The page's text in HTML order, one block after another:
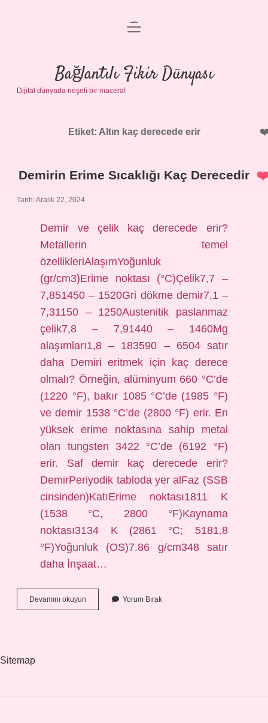
Anasayfa
Gizlilik Politikası
Yasal Uyarı
menüyü
Bağlantılı Fikir Dünyası
Dijital dünyada neşeli bir macera!
Etiket: Altın kaç derecede erir
Demirin Erime Sıcaklığı Kaç Derecedir
Tarih: Aralık 22, 2024
Demir ve çelik kaç derecede erir?
Metallerin temel
özellikleriAlaşımYoğunluk
(gr/cm3)Erime noktası (°C)Çelik7,7 –
7,851450 – 1520Gri dökme demir7,1 –
7,31150 – 1250Austenitik paslanmaz
çelik7,8 – 7,91440 – 1460Mg
alaşımları1,8 – 183590 – 6504 satır
daha Demiri eritmek için kaç derece
olmalı? Örneğin, alüminyum 660 °C’de
(1220 °F), bakır 1085 °C’de (1985 °F)
ve demir 1538 °C’de (2800 °F) erir. En
yüksek erime noktasına sahip metal
olan tungsten 3422 °C’de (6192 °F)
erir. Saf demir kaç derecede erir?
DemirPeriyodik tabloda yer alFaz (SSB
cinsinden)KatıErime noktası1811 K
(1538 °C, 2800 °F)Kaynama
noktası3134 K (2861 °C; 5181.8
°F)Yoğunluk (OS)7.86 g/cm348 satır
daha İnşaat…
Devamını okuyun
Erime
Yorum Bırak
Sitemap